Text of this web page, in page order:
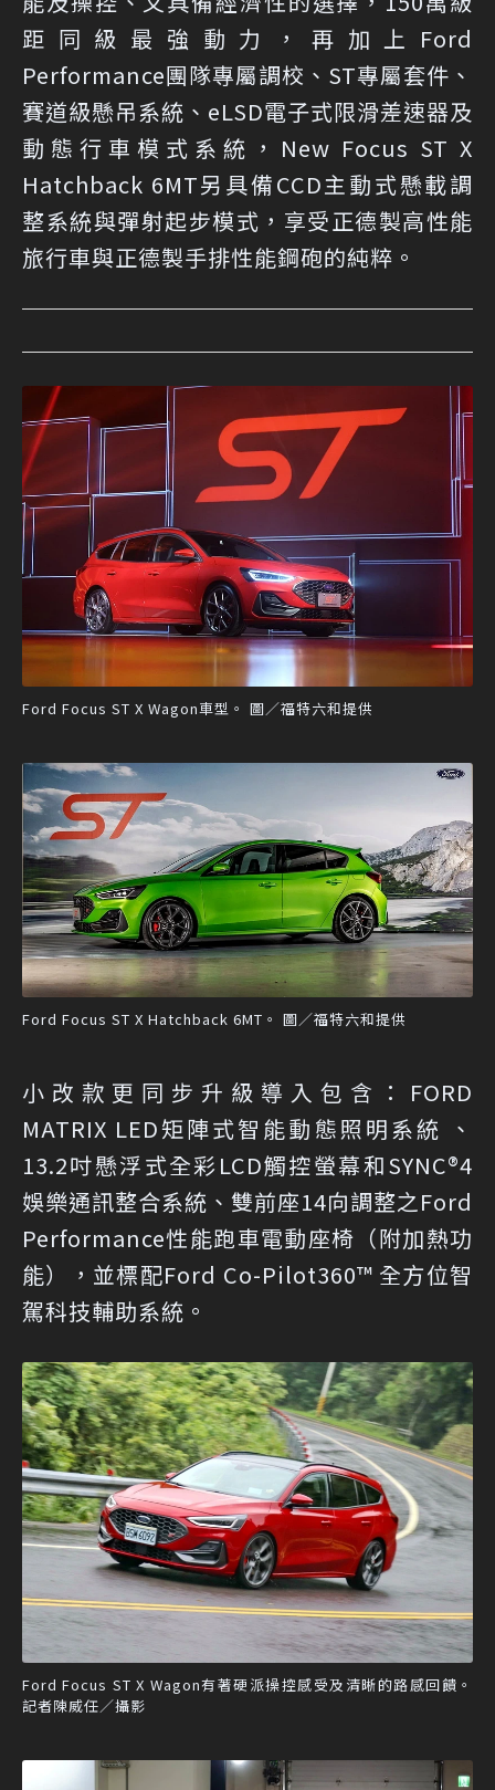
距同級最強動力，再加上Ford
Performance團隊專屬調校、ST專屬套件、
賽道級懸吊系統、eLSD電子式限滑差速器及
動態行車模式系統，New Focus ST X
Hatchback 6MT另具備CCD主動式懸載調
整系統與彈射起步模式，享受正德製高性能
旅行車與正德製手排性能鋼砲的純粹。
Ford Focus ST X Wagon車型。 圖／福特六和提供
Ford Focus ST X Hatchback 6MT。 圖／福特六和提供
小改款更同步升級導入包含：FORD
MATRIX LED矩陣式智能動態照明系統 、
13.2吋懸浮式全彩LCD觸控螢幕和SYNC®4
娛樂通訊整合系統、雙前座14向調整之Ford
Performance性能跑車電動座椅（附加熱功
能），並標配Ford Co-Pilot360™ 全方位智
駕科技輔助系統。
Ford Focus ST X Wagon有著硬派操控感受及清晰的路感回饋。
記者陳威任／攝影